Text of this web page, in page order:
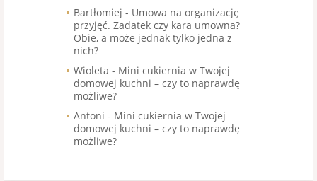
Bartłomiej - Umowa na organizację
przyjęć. Zadatek czy kara umowna?
Obie, a może jednak tylko jedna z
nich?
Wioleta - Mini cukiernia w Twojej
domowej kuchni – czy to naprawdę
możliwe?
Antoni - Mini cukiernia w Twojej
domowej kuchni – czy to naprawdę
możliwe?